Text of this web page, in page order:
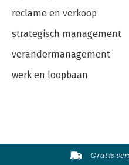
reclame en verkoop
strategisch management
verandermanagement
werk en loopbaan
Gratis